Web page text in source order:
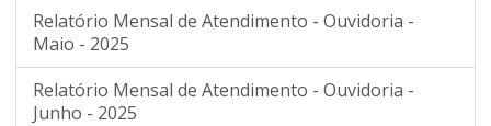
Relatório Mensal de Atendimento - Ouvidoria -
Maio - 2025
Relatório Mensal de Atendimento - Ouvidoria -
Junho - 2025